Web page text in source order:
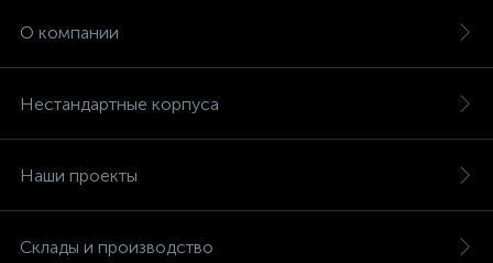
О компании
Нестандартные корпуса
Наши проекты
Склады и производство